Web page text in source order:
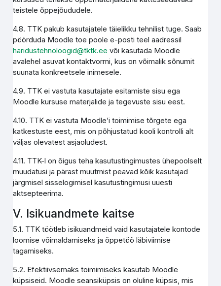
teistele õppejõududele.
4.8. TTK pakub kasutajatele täielikku tehnilist tuge. Saab
pöörduda Moodle toe poole e-posti teel aadressil
haridustehnoloogid@tktk.ee või kasutada Moodle
avalehel asuvat kontaktvormi, kus on võimalik sõnumit
suunata konkreetsele inimesele.
4.9. TTK ei vastuta kasutajate esitamiste sisu ega
Moodle kursuse materjalide ja tegevuste sisu eest.
4.10. TTK ei vastuta Moodle’i toimimise tõrgete ega
katkestuste eest, mis on põhjustatud kooli kontrolli alt
väljas olevatest asjaoludest.
4.11. TTK-l on õigus teha kasutustingimustes ühepoolselt
muudatusi ja pärast muutmist peavad kõik kasutajad
järgmisel sisselogimisel kasutustingimusi uuesti
aktsepteerima.
V. Isikuandmete kaitse
5.1. TTK töötleb isikuandmeid vaid kasutajatele kontode
loomise võimaldamiseks ja õppetöö läbiviimise
tagamiseks.
5.2. Efektiivsemaks toimimiseks kasutab Moodle
küpsiseid. Moodle seansiküpsis on oluline küpsis, mis